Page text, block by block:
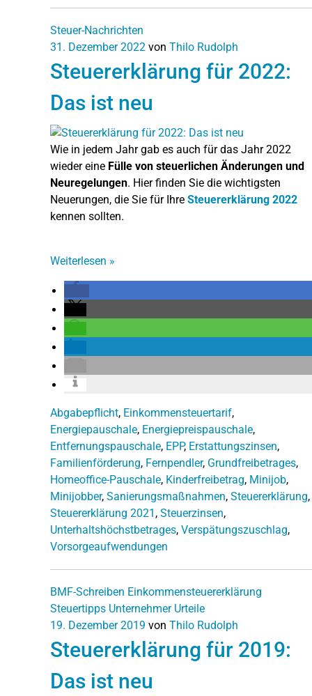
Steuer-Nachrichten
31. Dezember 2022 von Thilo Rudolph
Steuererklärung für 2022:
Das ist neu
Wie in jedem Jahr gab es auch für das Jahr 2022
wieder eine Fülle von steuerlichen Änderungen und
Neuregelungen. Hier finden Sie die wichtigsten
Neuerungen, die Sie für Ihre Steuererklärung 2022
kennen sollten.
Weiterlesen »
Abgabepflicht, Einkommensteuertarif,
Energiepauschale, Energiepreispauschale,
Entfernungspauschale, EPP, Erstattungszinsen,
Familienförderung, Fernpendler, Grundfreibetrages,
Homeoffice-Pauschale, Kinderfreibetrag, Minijob,
Minijobber, Sanierungsmaßnahmen, Steuererklärung,
Steuererklärung 2021 , Steuerzinsen,
Unterhaltshöchstbetrages, Verspätungszuschlag,
Vorsorgeaufwendungen
BMF-Schreiben Einkommensteuererklärung
Steuertipps Unternehmer Urteile
19. Dezember 2019 von Thilo Rudolph
Steuererklärung für 2019:
Das ist neu